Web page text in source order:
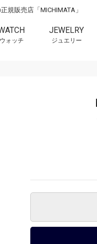
規販売店「MICHIMATA」
ウォッチ
JEWELRY
ジュエリー